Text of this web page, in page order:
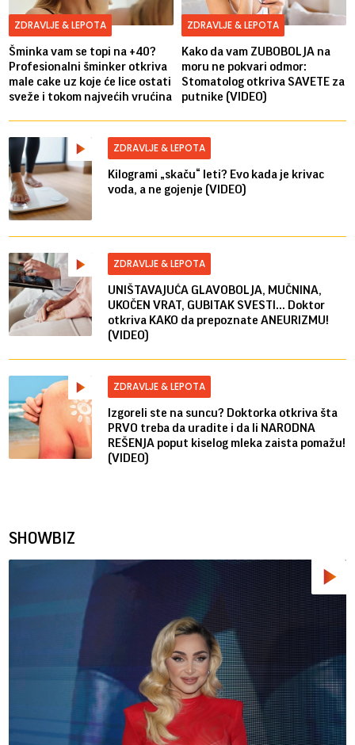
ZDRAVLJE & LEPOTA
Šminka vam se topi na +40?
Profesionalni šminker otkriva
male cake uz koje će lice ostati
sveže i tokom najvećih vrućina
ZDRAVLJE & LEPOTA
Kako da vam ZUBOBOLJA na
moru ne pokvari odmor:
Stomatolog otkriva SAVETE za
putnike (VIDEO)
ZDRAVLJE & LEPOTA
Kilogrami „skaču“ leti? Evo kada je krivac
voda, a ne gojenje (VIDEO)
ZDRAVLJE & LEPOTA
UNIŠTAVAJUĆA GLAVOBOLJA, MUČNINA,
UKOČEN VRAT, GUBITAK SVESTI... Doktor
otkriva KAKO da prepoznate ANEURIZMU!
(VIDEO)
ZDRAVLJE & LEPOTA
Izgoreli ste na suncu? Doktorka otkriva šta
PRVO treba da uradite i da li NARODNA
REŠENJA poput kiselog mleka zaista pomažu!
(VIDEO)
SHOWBIZ